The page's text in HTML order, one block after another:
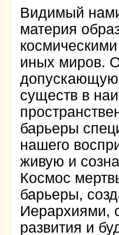
Видимый
материя
иных миров.
допускающую
существ в
барьеры
нашего
живую и
Космос
барьеры,
Иерархиями,
развития и